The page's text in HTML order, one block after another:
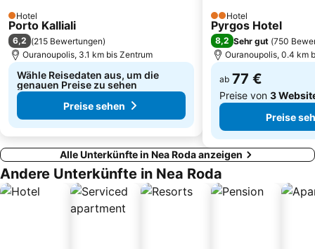
Porto Karras 2
Port of Ierissos
Port of Ammouliani
1 Sterne
Hotel
Porto Kalliali
6,2 (215 Bewertungen)
Ouranoupolis, 3.1 km bis Zentrum
Wähle Reisedaten aus, um die
genauen Preise zu sehen
Preise sehen
2 Sterne
Hotel
Pyrgos Hotel
8,2 Sehr gut (750
Ouranoupolis, 0.4 km
ab 77 €
Preise von 3
Preise
Alle Unterkünfte in Nea Roda anzeigen
Andere Unterkünfte in Nea Roda